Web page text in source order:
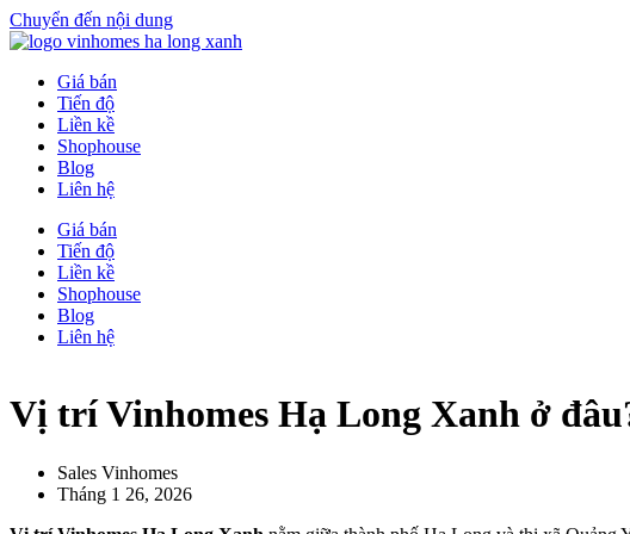
Chuyển đến nội dung
Giá bán
Tiến độ
Liền kề
Shophouse
Blog
Liên hệ
Giá bán
Tiến độ
Liền kề
Shophouse
Blog
Liên hệ
Vị trí Vinhomes Hạ Long Xanh ở
Sales Vinhomes
Tháng 1 26, 2026